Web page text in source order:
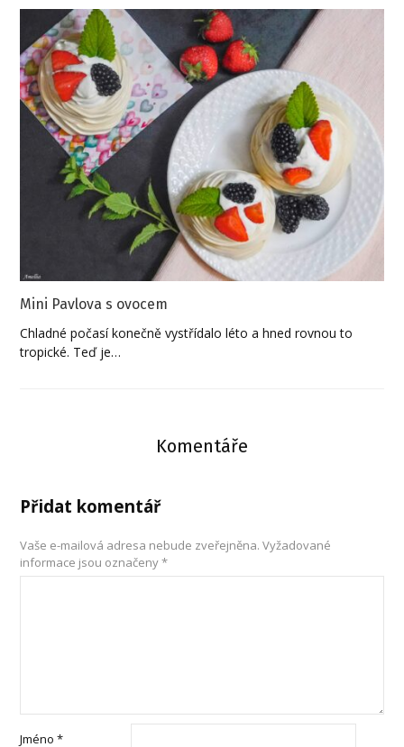
Mini Pavlova s ovocem
Chladné počasí konečně vystřídalo léto a hned rovnou to
tropické. Teď je…
Komentáře
Přidat komentář
Vaše e-mailová adresa nebude zveřejněna. Vyžadované
informace jsou označeny*
Jméno*